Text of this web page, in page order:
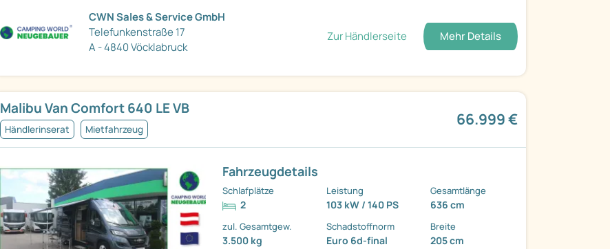
CWN Sales & Service GmbH
Telefunkenstraße 17
A - 4840 Vöcklabruck
Zur Händlerseite Mehr Details
Malibu Van Comfort 640 LE VB
Händlerinserat Mietfahrzeug
66.999 €
Fahrzeugdetails
Schlafplätze
2
Leistung
103 kW / 140 PS
Gesamtlänge
636 cm
zul. Gesamtgew.
3.500 kg
Schadstoffnorm
Euro 6d-final
Breite
205 cm